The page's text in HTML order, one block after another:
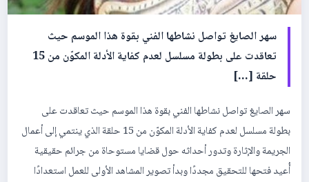
سهر الصايغ تواصل نشاطها الفني بقوة هذا الموسم حيث
تعاقدت على بطولة مسلسل لعدم كفاية الأدلة المكوّن من 15
حلقة […]
سهر الصايغ تواصل نشاطها الفني بقوة هذا الموسم حيث تعاقدت على
بطولة مسلسل لعدم كفاية الأدلة المكوّن من 15 حلقة الذي ينتمي إلى أعمال
الجريمة والإثارة وتدور أحداثه حول قضايا مستوحاة من جرائم حقيقية
أُعيد فتحها للتحقيق مجددًا وبدأ تصوير المشاهد الأولى للعمل استعدادًا